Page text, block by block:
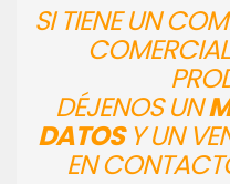
SI TIENE UN
DÉJENOS UN
DATOSY UN
EN